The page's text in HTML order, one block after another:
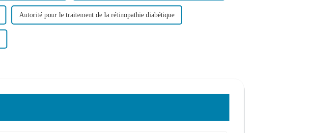
Autorité pour le traitement de la rétinopathie diabétique